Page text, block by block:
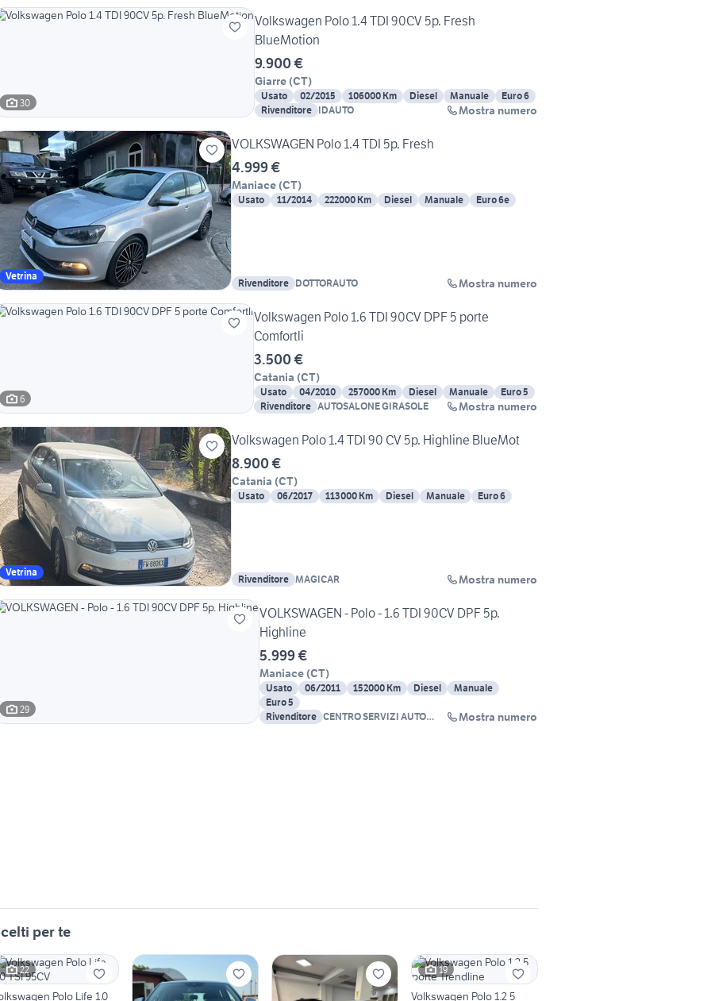
30
Volkswagen Polo 1.4 TDI 90CV 5p. Fresh
BlueMotion
9.900 €
Giarre (CT)
Usato 02/2015 106000 Km Diesel Manuale
Euro 6
Rivenditore IDAUTO Mostra numero
Vetrina
VOLKSWAGEN Polo 1.4 TDI 5p. Fresh
4.999 €
Maniace (CT)
Usato 11/2014 222000 Km Diesel Manuale Euro 6e
Rivenditore DOTTORAUTO Mostra numero
6
Volkswagen Polo 1.6 TDI 90CV DPF 5 porte
Comfortli
3.500 €
Catania (CT)
Usato 04/2010 257000 Km Diesel Manuale
Euro 5
Rivenditore AUTOSALONE GIRASOLE Mostra numero
Vetrina
Volkswagen Polo 1.4 TDI 90 CV 5p. Highline BlueMot
8.900 €
Catania (CT)
Usato 06/2017 113000 Km Diesel Manuale Euro 6
Rivenditore MAGICAR Mostra numero
29
VOLKSWAGEN - Polo - 1.6 TDI 90CV DPF 5p.
Highline
5.999 €
Maniace (CT)
Usato 06/2011 152000 Km Diesel
Manuale
Euro 5
Rivenditore CENTRO SERVIZI AUTO
Mostra numero
per te
22
Polo Life 1.0
19
Volkswagen Polo 1.2 5